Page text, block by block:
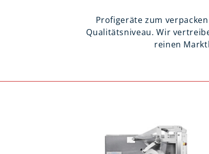
Profigeräte zum
Qualitätsniveau. Wir
reinen